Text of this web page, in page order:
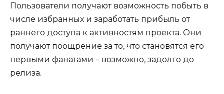
Пользователи получают возможность побыть в
числе избранных и заработать прибыль от
раннего доступа к активностям проекта. Они
получают поощрение за то, что становятся его
первыми фанатами – возможно, задолго до
релиза.